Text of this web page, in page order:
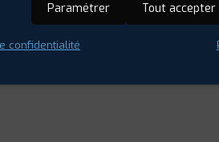
client.. Des mécanos très très
Paramétrer Tout accepter
confidentialité